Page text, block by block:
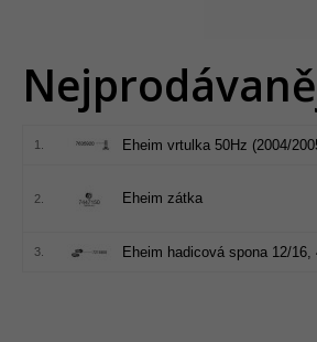
1. Eheim vrtulka 50Hz (2004/
2. Eheim zátka
3. Eheim hadicová spona 12/16,